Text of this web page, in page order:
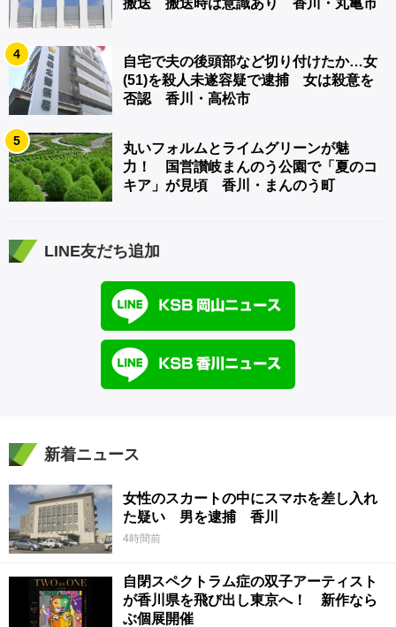
4
自宅で夫の後頭部など切り付けたか…女
(51)を殺人未遂容疑で逮捕 女は殺意を
否認 香川・高松市
5
丸いフォルムとライムグリーンが魅
力！ 国営讃岐まんのう公園で「夏のコ
キア」が見頃 香川・まんのう町
LINE友だち追加
新着ニュース
女性のスカートの中にスマホを差し入れ
た疑い 男を逮捕 香川
4時間前
自閉スペクトラム症の双子アーティスト
が香川県を飛び出し東京へ！ 新作なら
ぶ個展開催